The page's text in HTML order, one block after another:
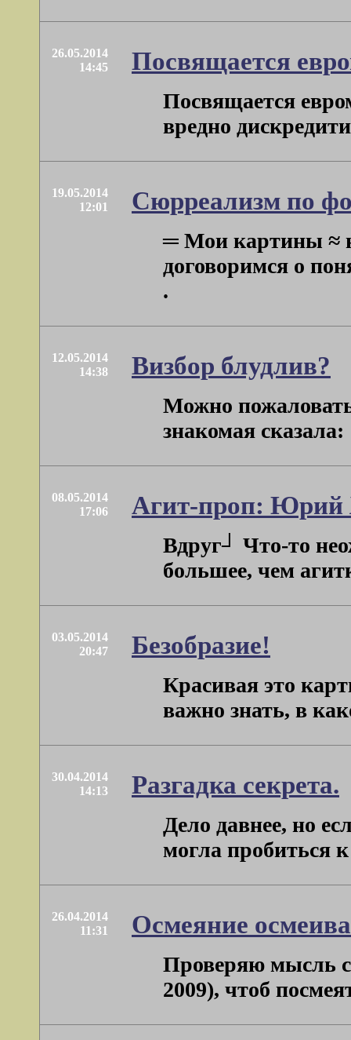
26.05.2014
14:45
Посвящается
Посвящается
вредно
19.05.2014
12:01
Сюрреализм по
═ Мои картины ≈
договоримся о
.
12.05.2014
14:38
Визбор блудлив?
Можно
знакомая
08.05.2014
17:06
Агит-проп: Юрий
Вдруг┘ Что-то
большее, чем
03.05.2014
20:47
Безобразие!
Красивая это
важно знать, в
30.04.2014
14:13
Разгадка секрета.
Дело давнее, но
могла пробиться
26.04.2014
11:31
Осмеяние
Проверяю мысль
2009), чтоб